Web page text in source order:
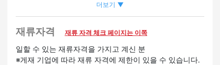
・승급 있음
・토일 공휴일은 UP
・심야 수당 있음
・친구 소개 수당 있음
더보기 ▼
재류자격 재류 자격 체크 페이지는 이쪽
일할 수 있는 재류자격을 가지고 계신 분
※게재 기업에 따라 재류 자격에 제한이 있을 수 있습니다.